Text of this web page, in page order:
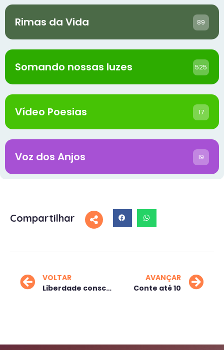
Rimas da Vida 89
Somando nossas luzes 525
Vídeo Poesias 17
Voz dos Anjos 19
Compartilhar
VOLTAR
Liberdade consciente
AVANÇAR
Conte até 10